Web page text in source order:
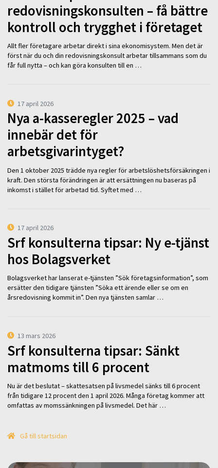
redovisningskonsulten – få bättre
kontroll och trygghet i företaget
Allt fler företagare arbetar direkt i sina ekonomisystem. Men det är
först när du och din redovisningskonsult arbetar tillsammans som du
får full nytta – och kan göra konsulten till en …
17 april 2026
Nya a-kasseregler 2025 – vad
innebär det för
arbetsgivarintyget?
Den 1 oktober 2025 trädde nya regler för arbetslöshetsförsäkringen i
kraft. Den största förändringen är att ersättningen nu baseras på
inkomst i stället för arbetad tid. Syftet med …
17 april 2026
Srf konsulterna tipsar: Ny e-tjänst
hos Bolagsverket
Bolagsverket har lanserat e-tjänsten ”Sök företagsinformation”, som
ersätter den tidigare tjänsten ”Söka ett ärende eller se om en
årsredovisning kommit in”. Den nya tjänsten samlar …
13 mars 2026
Srf konsulterna tipsar: Sänkt
matmoms till 6 procent
Nu är det beslutat – skattesatsen på livsmedel sänks till 6 procent
från tidigare 12 procent den 1 april 2026. Många företag kommer att
omfattas av momssänkningen på livsmedel. Det här …
Gå till startsidan